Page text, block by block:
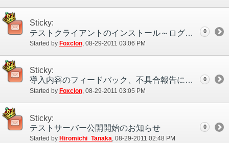
Sticky:
テストクライアントのインストール～ログインについて
Started by Foxclon ‎, 08-29-2011 03:06 PM
0
Sticky:
導入内容のフィードバック、不具合報告について
Started by Foxclon‎, 08-29-2011 03:05 PM
0
Sticky:
テストサーバー公開開始のお知らせ
Started by Hiromichi_Tanaka‎, 08-29-2011 02:48 PM
0